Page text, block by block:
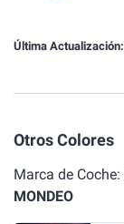
Última Actualización:
Otros Colores
Marca de Coche:
MONDEO